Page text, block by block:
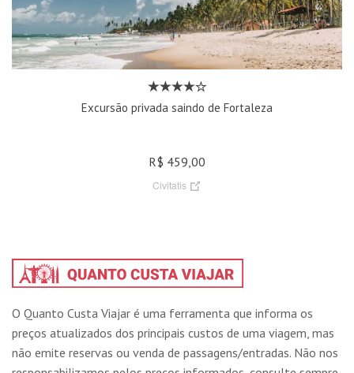
Excursão privada saindo de Fortaleza
R$ 459,00
Civitatis
O Quanto Custa Viajar é uma ferramenta que informa os
preços atualizados dos principais custos de uma viagem, mas
não emite reservas ou venda de passagens/entradas. Não nos